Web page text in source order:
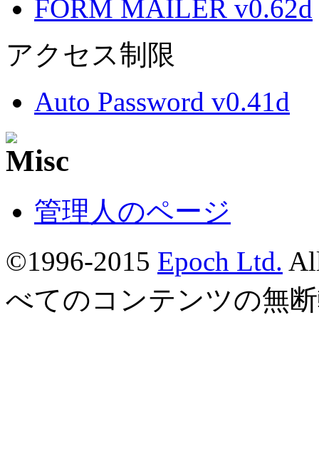
FORM MAILER v0.62d
アクセス制限
Auto Password v0.41d
管理人のページ
©1996-2015 Epoch Ltd.
べてのコンテンツの無